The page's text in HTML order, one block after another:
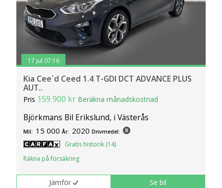
17 jul 07:16
Kia Cee´d Ceed 1.4 T-GDI DCT ADVANCE PLUS
AUT..
Pris 159 900 kr Beräkna månadskostnad
Björkmans Bil Erikslund, i Västerås
Mil: 15 000 År: 2020 Drivmedel:
Gratis historik (14)
Räkna på försäkring
Jämför Se bil